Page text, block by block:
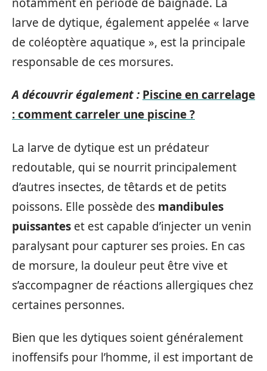
larve de dytique, également appelée « larve
de coléoptère aquatique », est la principale
responsable de ces morsures.
A découvrir également : Piscine en carrelage
: comment carreler une piscine ?
La larve de dytique est un prédateur
redoutable, qui se nourrit principalement
d’autres insectes, de têtards et de petits
poissons. Elle possède des mandibules
puissantes et est capable d’injecter un venin
paralysant pour capturer ses proies. En cas
de morsure, la douleur peut être vive et
s’accompagner de réactions allergiques chez
certaines personnes.
Bien que les dytiques soient généralement
inoffensifs pour l’homme, il est important de